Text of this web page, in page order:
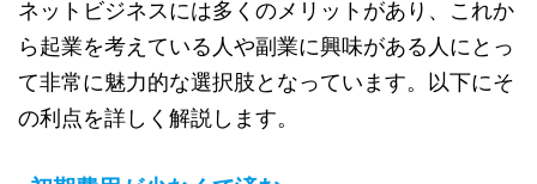
ネットビジネスには多くのメリットがあり、これか
ら起業を考えている人や副業に興味がある人にとっ
て非常に魅力的な選択肢となっています。以下にそ
の利点を詳しく解説します。